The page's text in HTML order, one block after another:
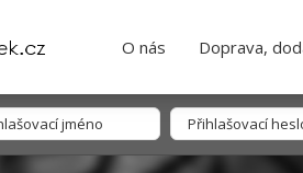
O nás Doprava,